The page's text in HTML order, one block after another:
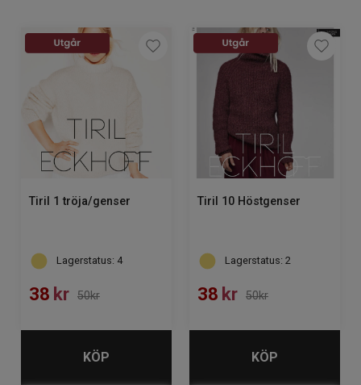
Tiril 1 tröja/genser
Lagerstatus: 4
38 kr 50kr
KÖP
Tiril 10 Höstgenser
Lagerstatus: 2
38 kr 50kr
KÖP